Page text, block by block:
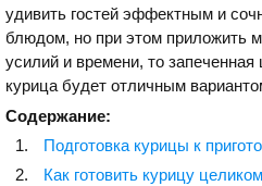
удивить гостей эффектным и
блюдом, но при этом приложить
усилий и времени, то запеченная
курица будет отличным
Содержание:
Подготовка курицы к
Как готовить курицу целиком